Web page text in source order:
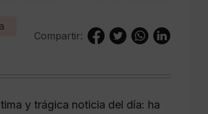
Compartir:
y trágica noticia del día: ha